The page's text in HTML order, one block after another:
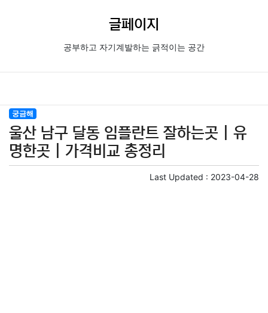
글페이지
공부하고 자기계발하는 긁적이는 공간
궁금해
울산 남구 달동 임플란트 잘하는곳 | 유
명한곳 | 가격비교 총정리
Last Updated : 2023-04-28